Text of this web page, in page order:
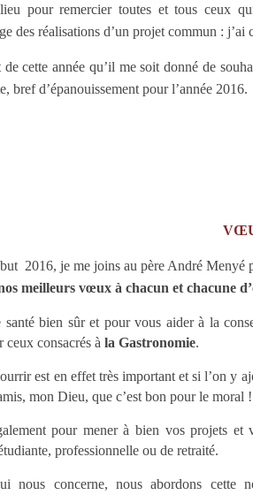
pour remercier toutes et tous ceux
des réalisations d’un projet commun :
cette année qu’il me soit donné de
bref d’épanouissement pour l’année 2016.
2016, je me joins au père André Menyé
meilleurs vœux à chacun et chacune
bien sûr et pour vous aider à la
ceux consacrés à la Gastronomie.
est en effet très important et si l’on y
mon Dieu, que c’est bon pour le moral !
pour mener à bien vos projets et
professionnelle ou de retraité.
nous concerne, nous abordons cette